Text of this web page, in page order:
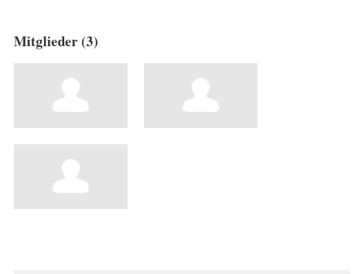
Mitglieder (3)